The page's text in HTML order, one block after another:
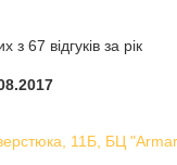
з 67 відгуків за рік
11Б, БЦ